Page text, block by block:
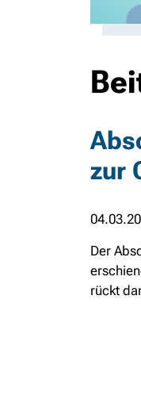
zur
Der
rückt